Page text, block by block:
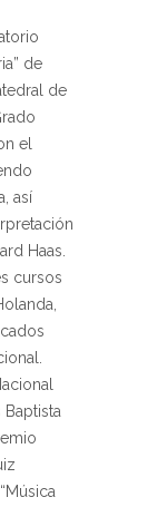
de
de
el
así
Haas.
cursos